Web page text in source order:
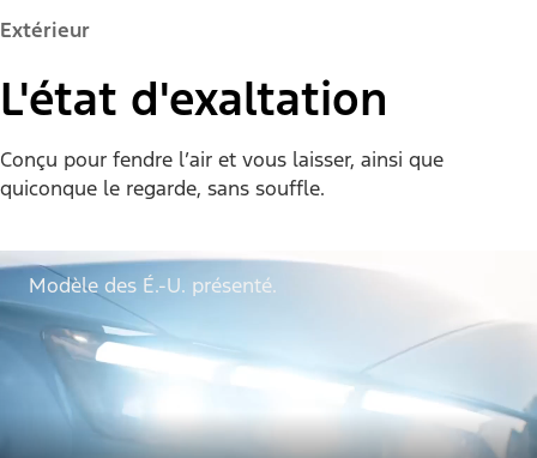
Extérieur
L'état d'exaltation
Conçu pour fendre l’air et vous laisser, ainsi que
quiconque le regarde, sans souffle.
Modèle des É.-U. présenté.